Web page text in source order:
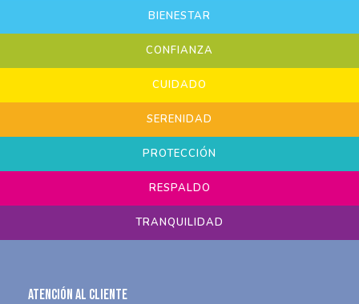
BIENESTAR
CONFIANZA
CUIDADO
SERENIDAD
PROTECCIÓN
RESPALDO
TRANQUILIDAD
Atención al Cliente